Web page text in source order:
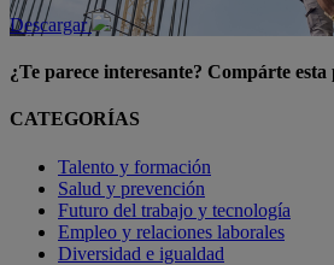
Descargar
¿Te parece interesante? Compárte esta
CATEGORÍAS
Talento y formación
Salud y prevención
Futuro del trabajo y tecnología
Empleo y relaciones laborales
Diversidad e igualdad